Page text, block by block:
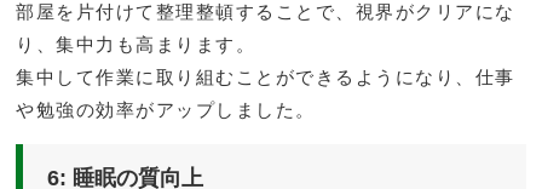
部屋を片付けて整理整頓することで、視界がクリアにな
り、集中力も高まります。
集中して作業に取り組むことができるようになり、仕事
や勉強の効率がアップしました。
6: 睡眠の質向上